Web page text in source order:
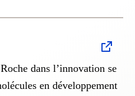
dans l’innovation se
en développement